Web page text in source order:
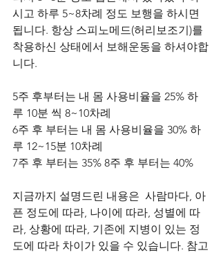
시고 하루 5~8차례 정도 보행을 하시면
됩니다. 항상 스피노메드(허리보조기)를
착용하신 상태에서 보해운동을 하셔야합
니다.
5주 후부터는 내 몸 사용비율을 25% 하
루 10분 씩 8~10차례
6주 후 부터는 내 몸 사용비율을 30% 하
루 12~15분 10차례
7주 후 부터는 35% 8주 후 부터는 40%
지금까지 설명드린 내용은  사람마다, 아
픈 정도에 따라, 나이에 따라, 성별에 따
라, 상황에 따라, 기존에 지병이 있는 정
도에 따라 차이가 있을 수 있습니다. 참고